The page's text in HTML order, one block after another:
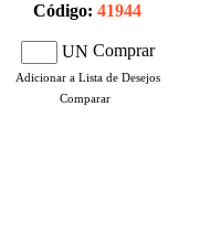
Código: 41944
UN Comprar
Adicionar a Lista de Desejos
Comparar